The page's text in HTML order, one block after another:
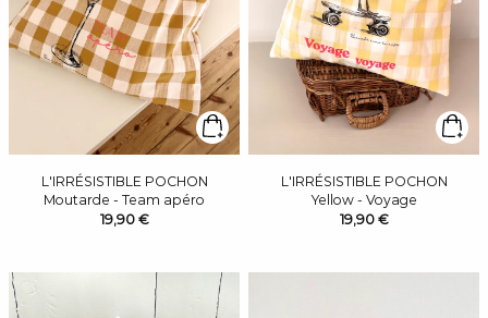
L'IRRÉSISTIBLE POCHON
Moutarde - Team apéro
19,90 €
L'IRRÉSISTIBLE POCHON
Yellow - Voyage
19,90 €